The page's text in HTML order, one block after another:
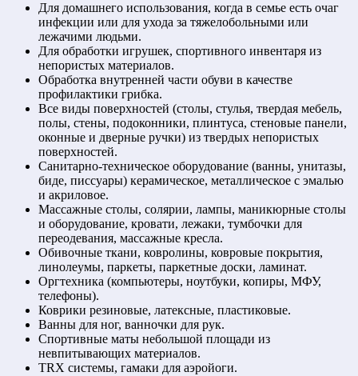
Для домашнего использования, когда в семье есть очаг
инфекции или для ухода за тяжелобольными или
лежачими людьми.
Для обработки игрушек, спортивного инвентаря из
непористых материалов.
Обработка внутренней части обуви в качестве
профилактики грибка.
Все виды поверхностей (столы, стулья, твердая мебель,
полы, стены, подоконники, плинтуса, стеновые панели,
оконные и дверные ручки) из твердых непористых
поверхностей.
Санитарно-техническое оборудование (ванны, унитазы,
биде, писсуары) керамическое, металлическое с эмалью
и акриловое.
Массажные столы, солярии, лампы, маникюрные столы
и оборудование, кровати, лежаки, тумбочки для
переодевания, массажные кресла.
Обивочные ткани, ковролины, ковровые покрытия,
линолеумы, паркеты, паркетные доски, ламинат.
Оргтехника (компьютеры, ноутбуки, копиры, МФУ,
телефоны).
Коврики резиновые, латексные, пластиковые.
Ванны для ног, ванночки для рук.
Спортивные маты небольшой площади из
невпитывающих материалов.
TRX системы, гамаки для аэройоги.